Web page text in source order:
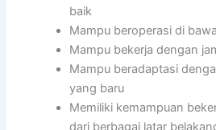
baik
Mampu beroperasi di
Mampu bekerja dengan
Mampu beradaptasi
yang baru
Memiliki kemampuan
dari berbagai latar